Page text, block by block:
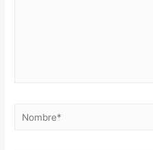
Nombre*